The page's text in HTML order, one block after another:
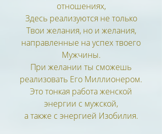
отношениях,
Здесь реализуются не только
Твои желания, но и желания,
направленные на успех твоего
Мужчины.
При желании ты сможешь
реализовать Его Миллионером.
Это тонкая работа женской
энергии с мужской,
а также с энергией Изобилия.